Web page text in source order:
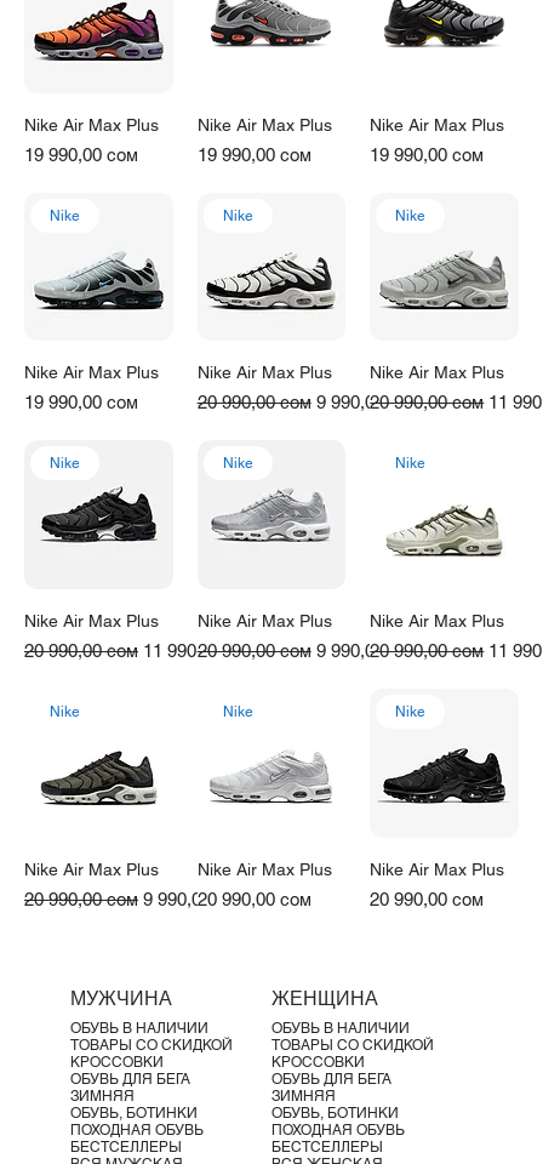
Nike Air Max Plus
Цена
19 990,00 сом
Nike Air Max Plus
Цена
19 990,00 сом
Nike Air Max Plus
Цена
19 990,00 сом
Nike
Nike Air Max Plus
Цена
19 990,00 сом
Nike
Nike Air Max Plus
Обычная цена
20 990,00 сом Цена со скидкой
9 990,00 сом
Nike
Nike Air Max Plus
Обычная цена
20 990,00 сом Цена
11
Nike
Nike Air Max Plus
Обычная цена
20 990,00 сом Цена со скидкой
11 990,00 сом
Nike
Nike Air Max Plus
Обычная цена
20 990,00 сом Цена со скидкой
9 990,00 сом
Nike
Nike Air Max Plus
Обычная цена
20 990,00 сом Цена
11
Nike
Nike Air Max Plus
Обычная цена
20 990,00 сом Цена со скидкой
9 990,00 сом
Nike
Nike Air Max Plus
Цена
20 990,00 сом
Nike
Nike Air Max Plus
Цена
20 990,00 сом
МУЖЧИНА
ОБУВЬ В НАЛИЧИИ
ТОВАРЫ СО СКИДКОЙ
КРОССОВКИ
ОБУВЬ ДЛЯ БЕГА
ЗИМНЯЯ
ОБУВЬ, БОТИНКИ
ПОХОДНАЯ ОБУВЬ
БЕСТСЕЛЛЕРЫ
ЖЕНЩИНА
ОБУВЬ В НАЛИЧИИ
ТОВАРЫ СО СКИДКОЙ
КРОССОВКИ
ОБУВЬ ДЛЯ БЕГА
ЗИМНЯЯ
ОБУВЬ, БОТИНКИ
ПОХОДНАЯ ОБУВЬ
БЕСТСЕЛЛЕРЫ